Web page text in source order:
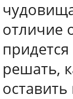
отличие
решать,
оставить